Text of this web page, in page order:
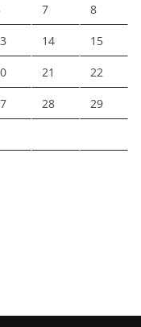
7 8
14 15
21 22
28 29